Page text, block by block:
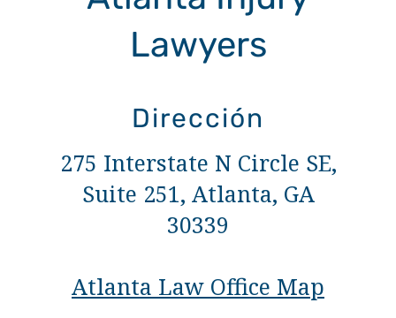
Lawyers
Dirección
275 Interstate N Circle SE,
Suite 251, Atlanta, GA
30339
Atlanta Law Office Map